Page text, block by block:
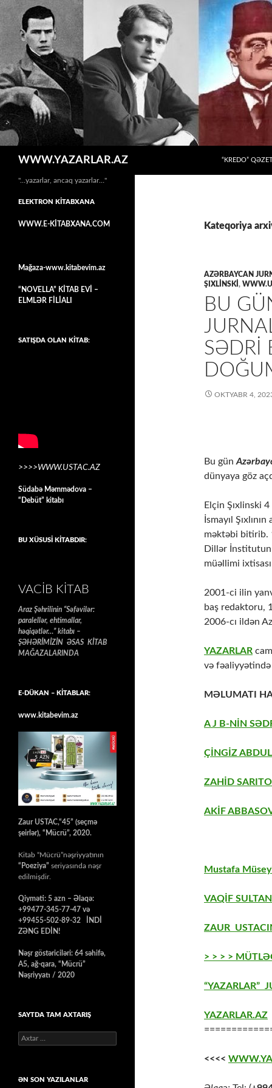
WWW.YAZARLAR.AZ
“KREDO”
Kateqoriya
AZƏRBAYCAN
ŞIXLİNSKİ ,
BU
SƏDRI
OKTYABR 4,
Bu gün
dünyaya göz
Elçin Şıxlinski
İsmayıl
məktəbi bitirib.
Dillər
müəllimi
2001-ci ilin
baş redaktoru,
2006-cı ildən
YAZARLAR
və fəaliyyətində
MƏLUMATI
A J B-NİN
ÇİNGİZ
ZAHİD
AKİF
Mustafa
VAQİF
ZAUR
> > > >
“YAZARLAR”
YAZARLAR.AZ
<<<<
"…yazarlar, ancaq yazarlar…"
ELEKTRON KİTABXANA
WWW.E-KİTABXANA.COM
Mağaza-www.kitabevim.az
“NOVELLA” KİTAB EVİ –
ELMLƏR FİLİALI
SATIŞDA OLAN KİTAB:
>>>>WWW.USTAC.AZ
Südabə Məmmədova –
“Debüt” kitabı
BU XÜSUSİ KİTABDIR:
VACIB KITAB
Araz Şəhrilinin “Səfəvilər:
paralellər, ehtimallar,
həqiqətlər…” kitabı –
ŞƏHƏRİMİZİN ƏSAS KİTAB
MAĞAZALARINDA
E-DÜKAN – KİTABLAR:
www.kitabevim.az
Zaur USTAC,“45” (seçmə
şeirlər), “Mücrü”, 2020.
Kitab “Mücrü”nəşriyyatının
“Poeziya” seriyasında nəşr
edilmişdir.
Qiyməti: 5 azn – Əlaqə:
+99477-345-77-47 və
+99455-502-89-32 İNDİ
ZƏNG EDİN!
Nəşr göstəriciləri: 64 səhifə,
A5, ağ-qara, “Mücrü”
Nəşriyyatı / 2020
SAYTDA TAM AXTARIŞ
Axtarış:
ƏN SON YAZILANLAR